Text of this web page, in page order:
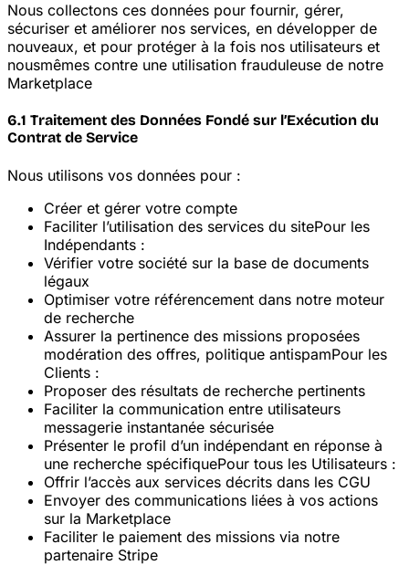
Nous collectons ces données pour fournir, gérer,
sécuriser et améliorer nos services, en développer de
nouveaux, et pour protéger à la fois nos utilisateurs et
nousmêmes contre une utilisation frauduleuse de notre
Marketplace
6.1 Traitement des Données Fondé sur l’Exécution du
Contrat de Service
Nous utilisons vos données pour :
Créer et gérer votre compte
Faciliter l’utilisation des services du sitePour les
Indépendants :
Vérifier votre société sur la base de documents
légaux
Optimiser votre référencement dans notre moteur
de recherche
Assurer la pertinence des missions proposées
modération des offres, politique antispamPour les
Clients :
Proposer des résultats de recherche pertinents
Faciliter la communication entre utilisateurs
messagerie instantanée sécurisée
Présenter le profil d’un indépendant en réponse à
une recherche spécifiquePour tous les Utilisateurs :
Offrir l’accès aux services décrits dans les CGU
Envoyer des communications liées à vos actions
sur la Marketplace
Faciliter le paiement des missions via notre
partenaire Stripe